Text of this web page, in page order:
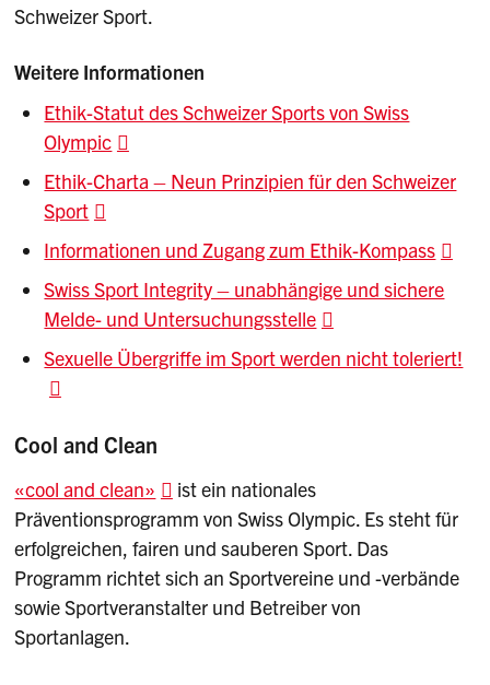
Schweizer Sport.
Weitere Informationen
Ethik-Statut des Schweizer Sports von Swiss
Olympic
Ethik-Charta – Neun Prinzipien für den Schweizer
Sport
Informationen und Zugang zum Ethik-Kompass
Swiss Sport Integrity – unabhängige und sichere
Melde- und Untersuchungsstelle
Sexuelle Übergriffe im Sport werden nicht toleriert!
Cool and Clean
«cool and clean»
ist ein nationales
Präventionsprogramm von Swiss Olympic. Es steht für
erfolgreichen, fairen und sauberen Sport. Das
Programm richtet sich an Sportvereine und -verbände
sowie Sportveranstalter und Betreiber von
Sportanlagen.